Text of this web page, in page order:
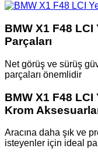
BMW X1 F48
Parçaları
Net görüş ve sürüş
parçaları önemlidir
BMW X1 F48 LCI
Krom
Aracına daha şık ve
isteyenler için ideal